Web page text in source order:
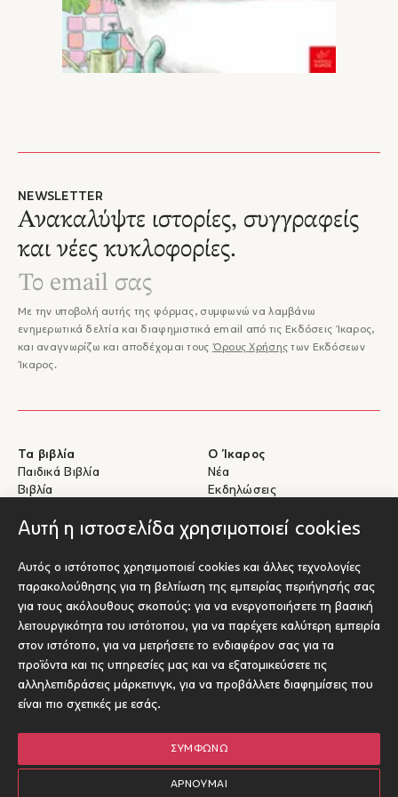
Αυτή η ιστοσελίδα χρησιμοποιεί cookies
Αυτός ο ιστότοπος χρησιμοποιεί cookies και άλλες τεχνολογίες
παρακολούθησης για τη βελτίωση της εμπειρίας περιήγησής σας
για τους ακόλουθους σκοπούς: για να ενεργοποιήσετε τη βασική
λειτουργικότητα του ιστότοπου, για να παρέχετε καλύτερη εμπειρία
στον ιστότοπο, για να μετρήσετε το ενδιαφέρον σας για τα
προϊόντα και τις υπηρεσίες μας και να εξατομικεύσετε τις
αλληλεπιδράσεις μάρκετινγκ, για να προβάλλετε διαφημίσεις που
είναι πιο σχετικές με εσάς.
ΣΥΜΦΩΝΏ
ΑΡΝΟΎΜΑΙ
NEWSLETTER
Ανακαλύψτε ιστορίες, συγγραφείς
και νέες κυκλοφορίες.
Με την υποβολή αυτής της φόρμας, συμφωνώ να λαμβάνω
ενημερωτικά δελτία και διαφημιστικά email από τις Εκδόσεις Ίκαρος,
και αναγνωρίζω και αποδέχομαι τους Όρους Χρήσης των Εκδόσεων
Ίκαρος.
Τα βιβλία
Παιδικά Βιβλία
Βιβλία
Ο Ίκαρος
Νέα
Εκδηλώσεις
Βοήθεια
Αποστολές & Επιστροφές
Πληρωμές & Ασφάλεια
Σχετικά με τα eBooks
Επικοινωνία
Για Συγγραφείς
Υποβολή έργου προς έκδοση
Socials